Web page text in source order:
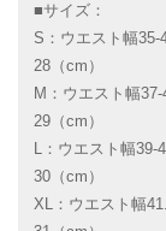
■サイズ：
S：ウエスト幅
28（cm）
M：ウエスト幅
29（cm）
L：ウエスト幅
30（cm）
XL：ウエスト幅